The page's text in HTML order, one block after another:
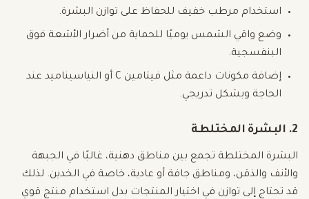
استخدام مرطب خفيف للحفاظ على توازن البشرة.
وضع واقي الشمس يوميًا للحماية من أضرار الأشعة فوق
البنفسجية.
إضافة مكونات داعمة مثل فيتامين C أو النياسيناميد عند
الحاجة وبشكل تدريجي.
2. البشرة المختلطة
البشرة المختلطة تجمع بين مناطق دهنية، غالبًا في الجبهة
والأنف والذقن، ومناطق جافة أو عادية، خاصة في الخدين. لذلك
قد تحتاج إلى توازن في اختيار المنتجات بدل استخدام منتج قوي